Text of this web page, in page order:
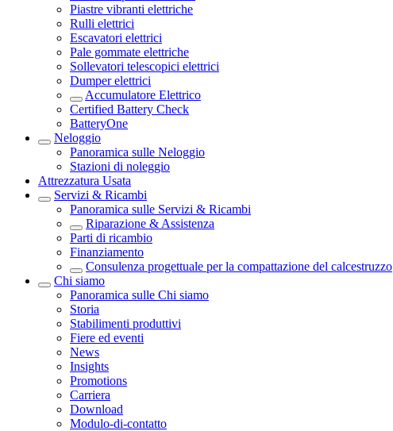
Piastre vibranti elettriche
Rulli elettrici
Escavatori elettrici
Pale gommate elettriche
Sollevatori telescopici elettrici
Dumper elettrici
Accumulatore Elettrico
Certified Battery Check
BatteryOne
Neloggio
Panoramica sulle Neloggio
Stazioni di noleggio
Attrezzatura Usata
Servizi & Ricambi
Panoramica sulle Servizi & Ricambi
Riparazione & Assistenza
Parti di ricambio
Finanziamento
Consulenza progettuale per la compattazione del calcestruzzo
Chi siamo
Panoramica sulle Chi siamo
Storia
Stabilimenti produttivi
Fiere ed eventi
News
Insights
Promotions
Carriera
Download
Modulo-di-contatto